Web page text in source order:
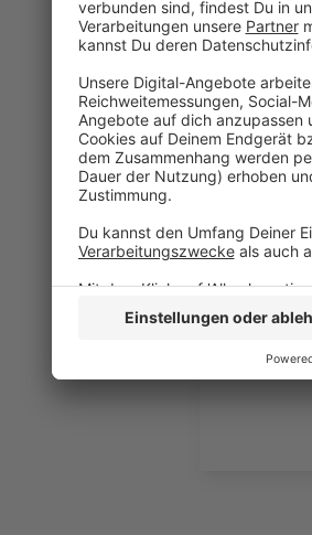
und
durch
Anzeige
Lisa
Wer
Lisa